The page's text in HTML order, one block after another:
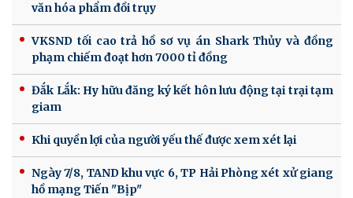
văn hóa phẩm đồi trụy
VKSND tối cao trả hồ sơ vụ án Shark Thủy và đồng
phạm chiếm đoạt hơn 7000 tỉ đồng
Đắk Lắk: Hy hữu đăng ký kết hôn lưu động tại trại tạm
giam
Khi quyền lợi của người yếu thế được xem xét lại
Ngày 7/8, TAND khu vực 6, TP Hải Phòng xét xử giang
hồ mạng Tiến "Bịp"